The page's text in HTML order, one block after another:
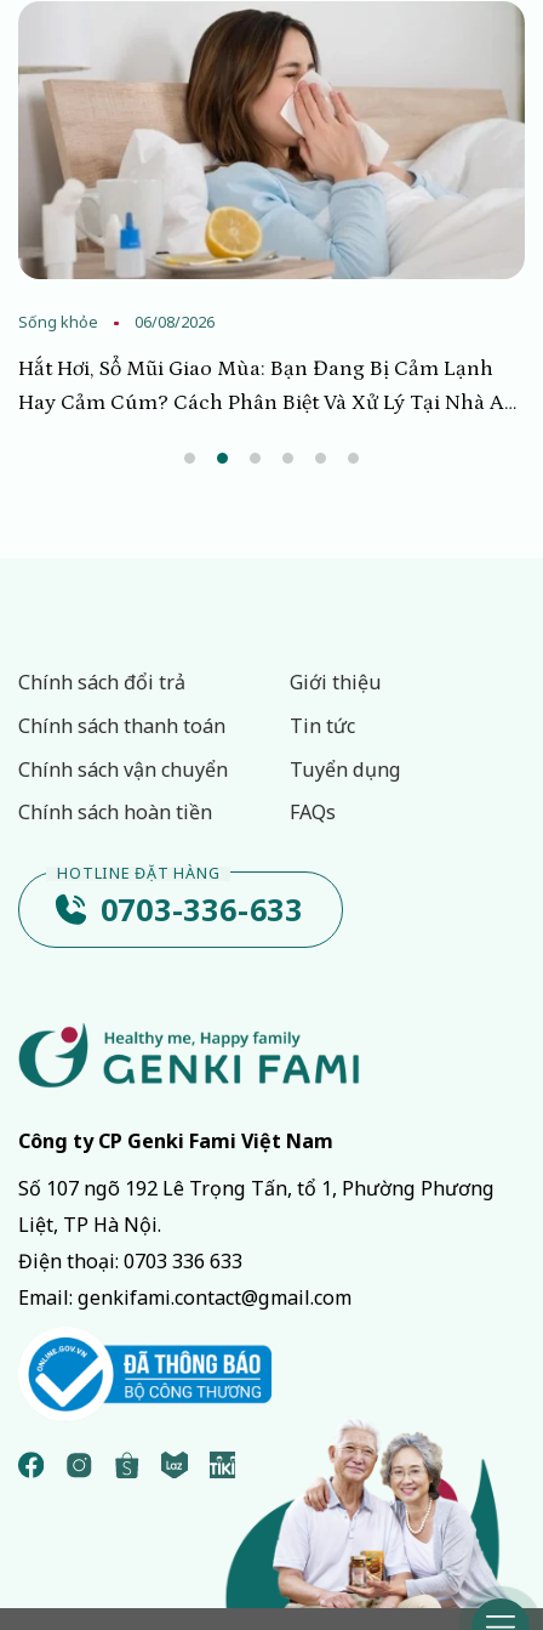
Sống khỏe 05/08/2026
Bật Mí “Bản Đồ” F5 Cơ Thể: Thực Đơn Giải Độc Gan
Trong 7 Ngày An Toàn, Chuẩn Khoa Học
Chính sách đổi trả
Chính sách thanh toán
Chính sách vận chuyển
Chính sách hoàn tiền
Giới thiệu
Tin tức
Tuyển dụng
FAQs
0703-336-633
Công ty CP Genki Fami Việt Nam
Số 107 ngõ 192 Lê Trọng Tấn, tổ 1, Phường Phương
Liệt, TP Hà Nội.
Điện thoại: 0703 336 633
Email: genkifami.contact@gmail.com